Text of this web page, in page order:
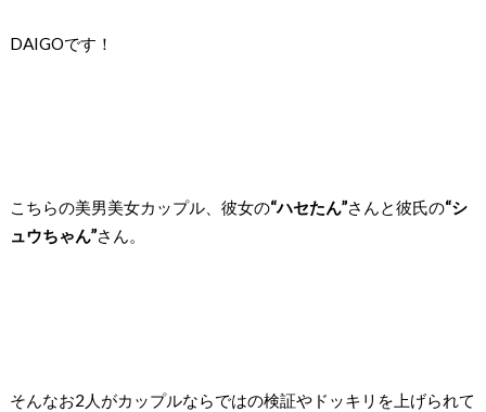
DAIGOです！
こちらの美男美女カップル、彼女の“ハセたん”さんと彼氏の“シ
ュウちゃん”さん。
そんなお2人がカップルならではの検証やドッキリを上げられて